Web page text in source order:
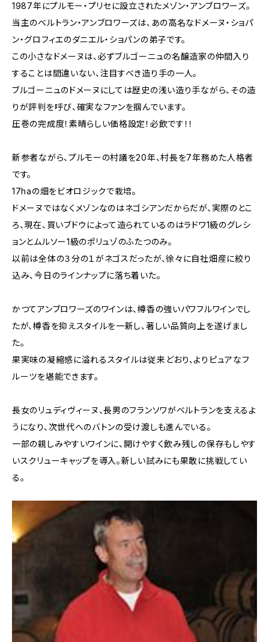
1987年にプルモー・プリセに設立されたメゾン・アンブロワーズ。
当主のベルトラン・アンブロワーズは、あの高名なドメーヌ・ショパ
ン・グロフィエのダニエル・ショパンの弟子です。
この小さなドメーヌは、必ずブルゴーニュの名醸造家の仲間入り
することは間違いない、注目すべき造り手の一人。
ブルゴーニュのドメーヌにしては歴史の浅い造り手ながら、その造
りが評判を呼び、確実なファンを掴んでいます。
圧巻の完成度！素晴らしい価格設定！必飲です！！
新参者ながら、プルモーの村議を20年、村長を7年務めた人格者
です。
17haの畑をビオロジックで栽培。
ドメーヌではなくメゾンなのはネゴシアンだからだが、実際のとこ
ろ、現在、買いブドウによって造られているのはラドワ1級のグレシ
ョンとムルソー1級のポリュゾのふたつのみ。
以前は全体の３分の１がネゴスだったが、徐々に自社畑産に絞り
込み、今日のラインナップに落ち着いた。
かつてアンブロワーズのワインは、樽香の強いパワフルワインでし
たが、樽香を抑えスタイルを一新し、著しい品質向上を遂げまし
た。
果実味の凝縮感に溢れるスタイルは従来どおり、よりピュアなフ
ルーツを堪能できます。
長女のリュディヴィーヌ、長男のフランソワがベルトランを支えるよ
うになり、次世代へのバトンの受け渡しも進んでいる。
一部の親しみやすいワインに、開けやすく飲み残しの保存もしやす
いスクリューキャップを導入。新しい試みにも果敢に挑戦してい
る。